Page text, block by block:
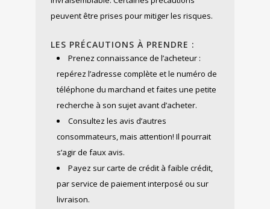
peuvent être prises pour mitiger les risques.
LES PRÉCAUTIONS À PRENDRE :
Prenez connaissance de l’acheteur :
repérez l’adresse complète et le numéro de
téléphone du marchand et faites une petite
recherche à son sujet avant d’acheter.
Consultez les avis d’autres
consommateurs, mais attention! Il pourrait
s’agir de faux avis.
Payez sur carte de crédit à faible crédit,
par service de paiement interposé ou sur
livraison.